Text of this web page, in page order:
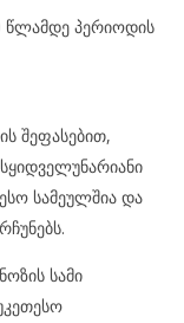
პერიოდის
შეფასებით,
სამეულშია და
სამი